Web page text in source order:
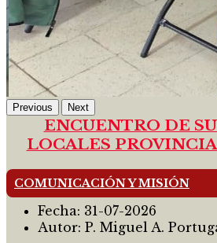
Previous Next
ENCUENTRO DE
LOCALES
COMUNICACIÓN Y MISIÓN
Fecha: 31-07-2026
Autor: P. Miguel A.